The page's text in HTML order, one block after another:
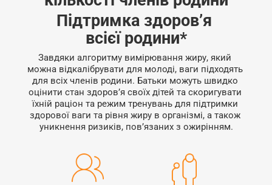
Підтримка здоров’я
всієї родини*
Завдяки алгоритму вимірювання жиру, який
можна відкалібрувати для молоді, ваги підходять
для всіх членів родини. Батьки можуть швидко
оцінити стан здоров’я своїх дітей та скоригувати
їхній раціон та режим тренувань для підтримки
здорової ваги та рівня жиру в організмі, а також
уникнення ризиків, пов’язаних з ожирінням.